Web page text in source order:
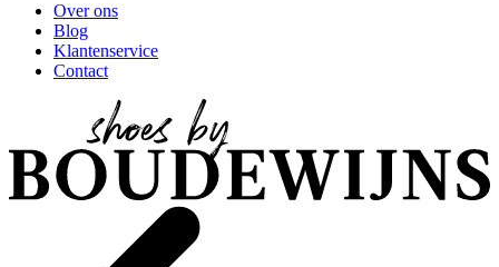
Over ons
Blog
Klantenservice
Contact